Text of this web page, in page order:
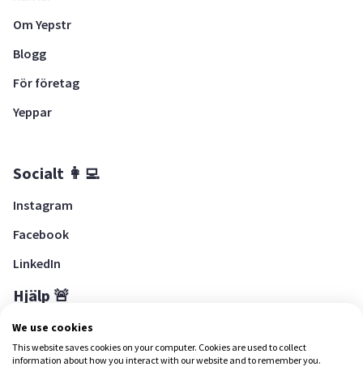
Om Yepstr
Blogg
För företag
Yeppar
Socialt 👩‍💻
Instagram
Facebook
LinkedIn
Hjälp 🚨
Hjälpcenter
We use cookies
This website saves cookies on your computer. Cookies are used to collect
information about how you interact with our website and to remember you.